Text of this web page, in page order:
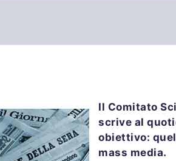
Il Comitato
scrive al
obiettivo:
mass media.